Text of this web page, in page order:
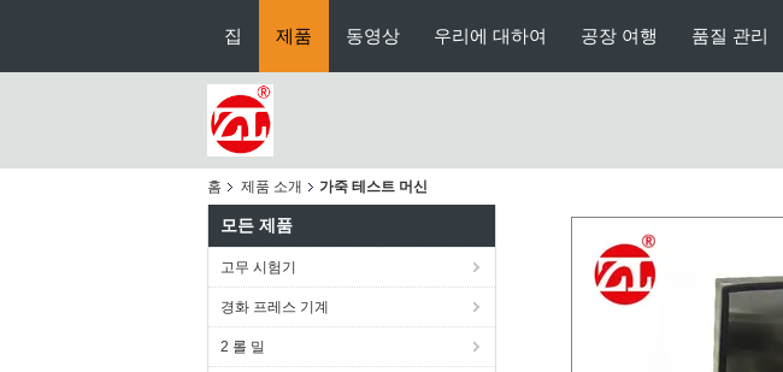
집 제품 동영상 우리에 대하여 공장 여행 품질 관리
홈 제품 소개 가죽 테스트 머신
모든 제품
고무 시험기
경화 프레스 기계
2 롤 밀